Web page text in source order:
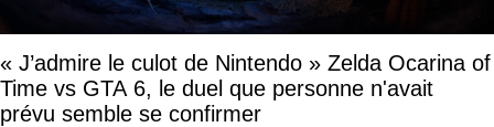
« J’admire le culot de Nintendo » Zelda Ocarina of
Time vs GTA 6, le duel que personne n'avait
prévu semble se confirmer